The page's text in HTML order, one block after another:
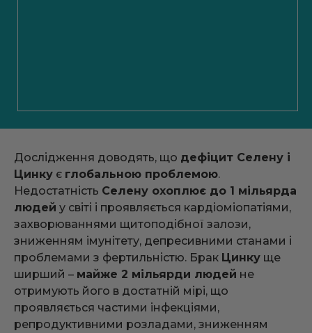
Дослідження доводять, що дефіцит Селену і
Цинку є глобальною проблемою.
Недостатність Селену охоплює до 1 мільярда
людей у світі і проявляється кардіоміопатіями,
захворюваннями щитоподібної залози,
зниженням імунітету, депресивними станами і
проблемами з фертильністю. Брак Цинку ще
ширший – майже 2 мільярди людей не
отримують його в достатній мірі, що
проявляється частими інфекціями,
репродуктивними розладами, зниженням